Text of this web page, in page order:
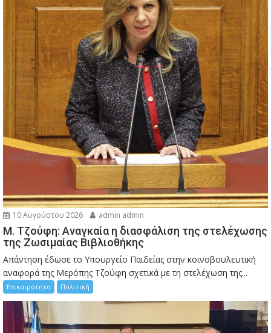
10 Αυγούστου 2026 admin admin
M. Τζούφη: Αναγκαία η διασφάλιση της στελέχωσης
της Ζωσιμαίας Βιβλιοθήκης
Απάντηση έδωσε το Υπουργείο Παιδείας στην κοινοβουλευτική
αναφορά της Μερόπης Τζούφη σχετικά με τη στελέχωση της...
Επικαιρότητα Πολιτική